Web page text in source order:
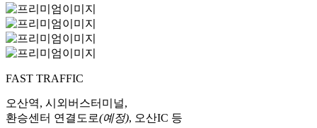
FAST TRAFFIC
오산역, 시외버스터미널,
환승센터 연결도로(예정), 오산IC 등